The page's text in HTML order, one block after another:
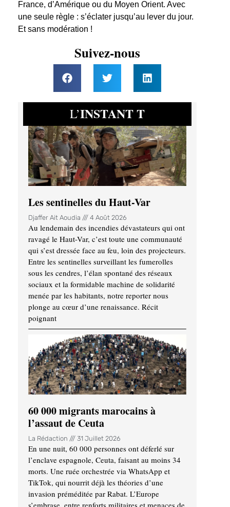
France, d’Amérique ou du Moyen Orient. Avec
une seule règle : s’éclater jusqu’au lever du jour.
Et sans modération !
Suivez-nous
L’INSTANT T
Les sentinelles du Haut-Var
Djaffer Ait Aoudia 4 Août 2026
Au lendemain des incendies dévastateurs qui ont
ravagé le Haut-Var, c’est toute une communauté
qui s’est dressée face au feu, loin des projecteurs.
Entre les sentinelles surveillant les fumerolles
sous les cendres, l’élan spontané des réseaux
sociaux et la formidable machine de solidarité
menée par les habitants, notre reporter nous
plonge au cœur d’une renaissance. Récit
poignant
60 000 migrants marocains à
l’assaut de Ceuta
La Rédaction 31 Juillet 2026
En une nuit, 60 000 personnes ont déferlé sur
l’enclave espagnole, Ceuta, faisant au moins 34
morts. Une ruée orchestrée via WhatsApp et
TikTok, qui nourrit déjà les théories d’une
invasion préméditée par Rabat. L’Europe